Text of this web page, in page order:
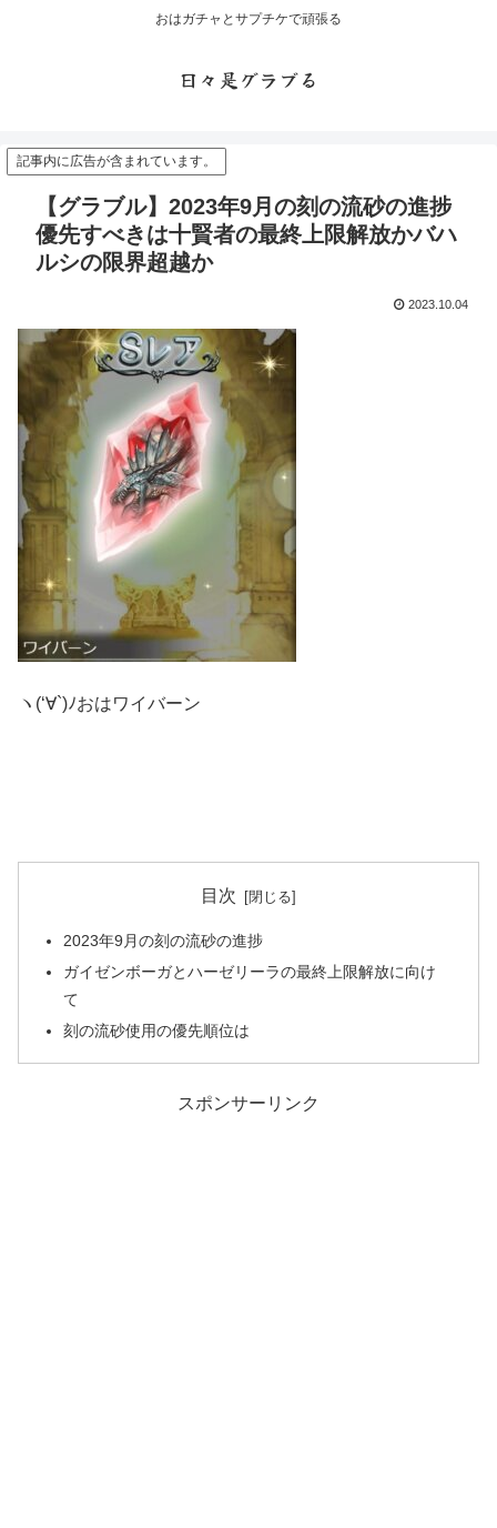
おはガチャとサプチケで頑張る
日々是グラブる
記事内に広告が含まれています。
【グラブル】2023年9月の刻の流砂の進捗
優先すべきは十賢者の最終上限解放かバハ
ルシの限界超越か
2023.10.04
ヽ(‘∀`)ﾉおはワイバーン
目次
2023年9月の刻の流砂の進捗
ガイゼンボーガとハーゼリーラの最終上限解放に向け
て
刻の流砂使用の優先順位は
スポンサーリンク